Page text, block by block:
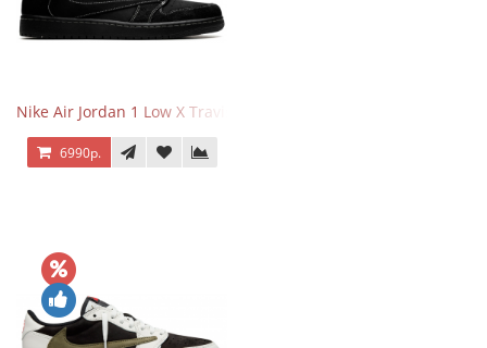
Nike Air Jordan 1 Low X Travis Scott Black Phantom
6990р.